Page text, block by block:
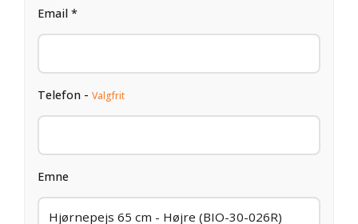
Email *
Telefon - Valgfrit
Emne